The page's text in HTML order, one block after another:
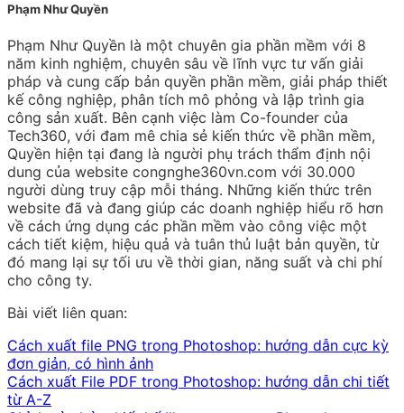
Phạm Như Quyền
Phạm Như Quyền là một chuyên gia phần mềm với 8
năm kinh nghiệm, chuyên sâu về lĩnh vực tư vấn giải
pháp và cung cấp bản quyền phần mềm, giải pháp thiết
kế công nghiệp, phân tích mô phỏng và lập trình gia
công sản xuất. Bên cạnh việc làm Co-founder của
Tech360, với đam mê chia sẻ kiến thức về phần mềm,
Quyền hiện tại đang là người phụ trách thẩm định nội
dung của website congnghe360vn.com với 30.000
người dùng truy cập mỗi tháng. Những kiến thức trên
website đã và đang giúp các doanh nghiệp hiểu rõ hơn
về cách ứng dụng các phần mềm vào công việc một
cách tiết kiệm, hiệu quả và tuân thủ luật bản quyền, từ
đó mang lại sự tối ưu về thời gian, năng suất và chi phí
cho công ty.
Bài viết liên quan:
Cách xuất file PNG trong Photoshop: hướng dẫn cực kỳ
đơn giản, có hình ảnh
Cách xuất File PDF trong Photoshop: hướng dẫn chi tiết
từ A-Z